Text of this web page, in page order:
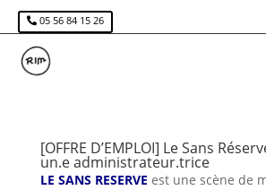
05 56 84 15 26
[OFFRE D’EMPLOI] Le Sans
un.e administrateur.trice
LE SANS RESERVE est une scène de